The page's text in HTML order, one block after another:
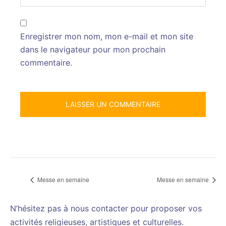
Enregistrer mon nom, mon e-mail et mon site
dans le navigateur pour mon prochain
commentaire.
Messe en semaine Messe en semaine
N’hésitez pas à nous contacter pour proposer vos
activités religieuses, artistiques et culturelles.